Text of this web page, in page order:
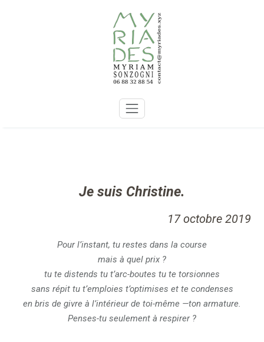
Je suis Christine.
17 octobre 2019
Pour l’instant, tu restes dans la course
mais à quel prix ?
tu te distends tu t’arc-boutes tu te torsionnes
sans répit tu t’emploies t’optimises et te condenses
en bris de givre à l’intérieur de toi-même —ton armature.
Penses-tu seulement à respirer ?